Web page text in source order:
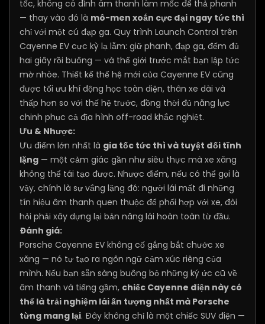
tốc, không có đỉnh âm thanh làm mốc để thả phanh
— thay vào đó là mô-men xoắn cực đại ngay tức thì
chỉ với một cú đạp ga. Quy trình Launch Control trên
Cayenne EV cực kỳ lạ lẫm: giữ phanh, đạp ga, đếm đủ
hai giây rồi buông — và thế giới trước mắt bạn lập tức
mờ nhòe. Thiết kế thế hệ mới của Cayenne EV cũng
được tối ưu khí động học toàn diện, thân xe dài và
thấp hơn so với thế hệ trước, đồng thời đủ năng lực
chinh phục cả địa hình off-road khắc nghiệt.
Ưu & Nhược:
Ưu điểm lớn nhất là gia tốc tức thì và tuyệt đối tĩnh
lặng — một cảm giác gần như siêu thực mà xe xăng
không thể tái tạo được. Nhược điểm, nếu có thể gọi là
vậy, chính là sự vắng lặng đó: người lái mất đi những
tín hiệu âm thanh quen thuộc để phối hợp với xe, đòi
hỏi phải xây dựng lại bản năng lái hoàn toàn từ đầu.
Đánh giá:
Porsche Cayenne EV không cố gắng bắt chước xe
xăng — nó tự tạo ra ngôn ngữ cảm xúc riêng của
mình. Nếu bạn sẵn sàng buông bỏ những ký ức cũ về
âm thanh và tiếng gầm, chiếc Cayenne điện này có
thể là trải nghiệm lái ấn tượng nhất mà Porsche
từng mang lại. Đây không chỉ là một chiếc SUV điện —